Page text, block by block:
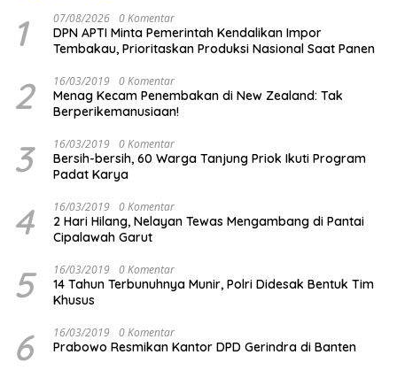
1 07/08/2026 0 Komentar
DPN APTI Minta Pemerintah Kendalikan Impor
Tembakau, Prioritaskan Produksi Nasional Saat Panen
2 16/03/2019 0 Komentar
Menag Kecam Penembakan di New Zealand: Tak
Berperikemanusiaan!
3 16/03/2019 0 Komentar
Bersih-bersih, 60 Warga Tanjung Priok Ikuti Program
Padat Karya
4 16/03/2019 0 Komentar
2 Hari Hilang, Nelayan Tewas Mengambang di Pantai
Cipalawah Garut
5 16/03/2019 0 Komentar
14 Tahun Terbunuhnya Munir, Polri Didesak Bentuk Tim
Khusus
6 16/03/2019 0 Komentar
Prabowo Resmikan Kantor DPD Gerindra di Banten